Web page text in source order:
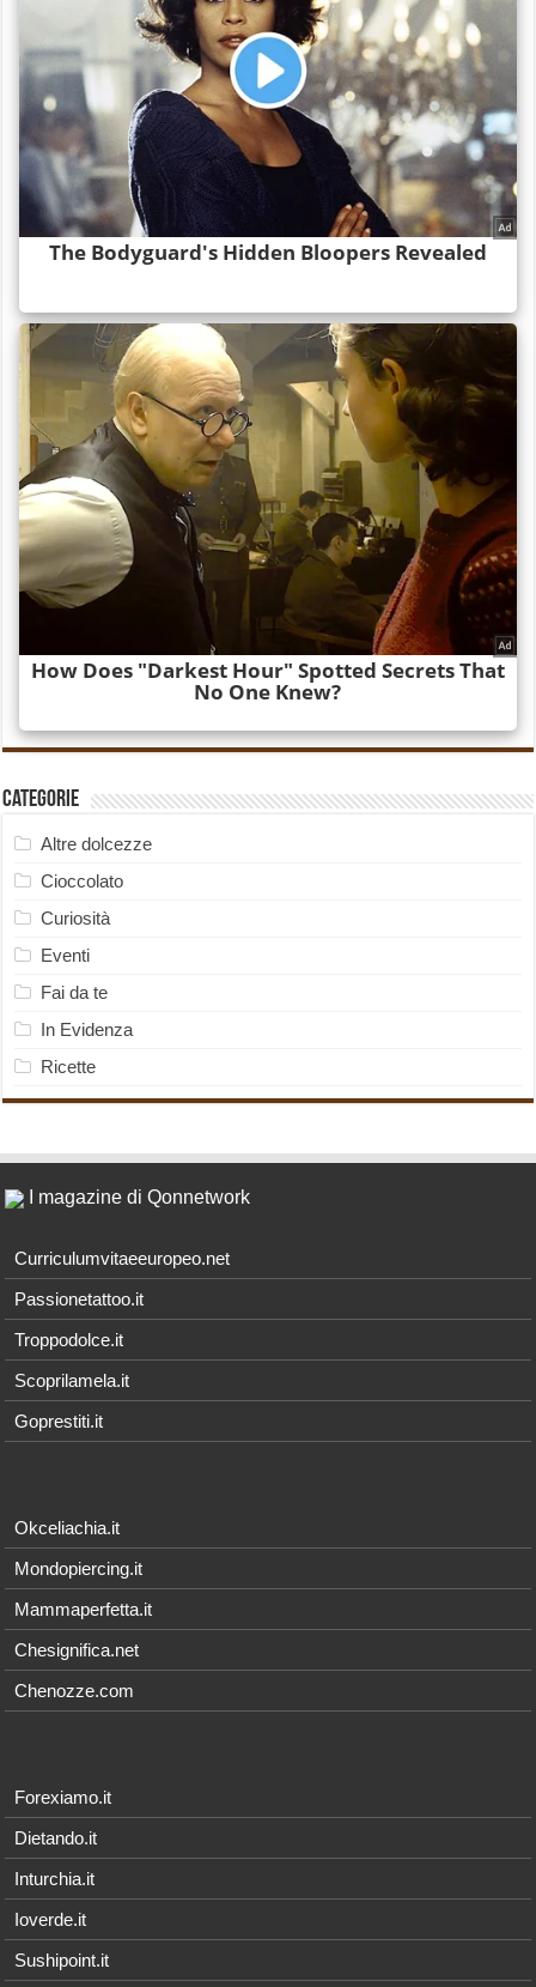
Categorie
Altre dolcezze
Cioccolato
Curiosità
Eventi
Fai da te
In Evidenza
Ricette
I magazine di Qonnetwork
Curriculumvitaeeuropeo.net
Passionetattoo.it
Troppodolce.it
Scoprilamela.it
Goprestiti.it
Okceliachia.it
Mondopiercing.it
Mammaperfetta.it
Chesignifica.net
Chenozze.com
Forexiamo.it
Dietando.it
Inturchia.it
Ioverde.it
Sushipoint.it